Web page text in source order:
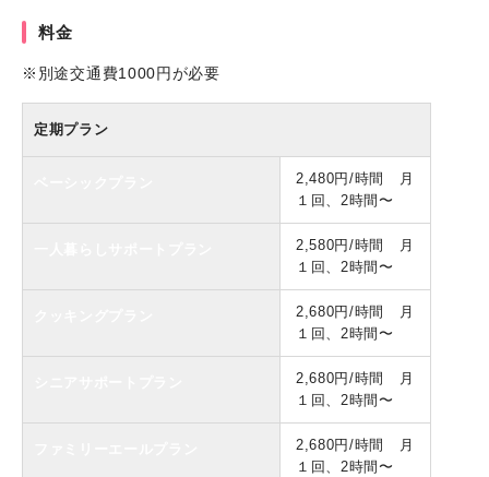
料金
※別途交通費1000円が必要
定期プラン
2,480円/時間
月
１回、2時間〜
2,580円/時間
月
１回、2時間〜
2,680円/時間
月
１回、2時間〜
2,680円/時間
月
１回、2時間〜
2,680円/時間
月
１回、2時間〜